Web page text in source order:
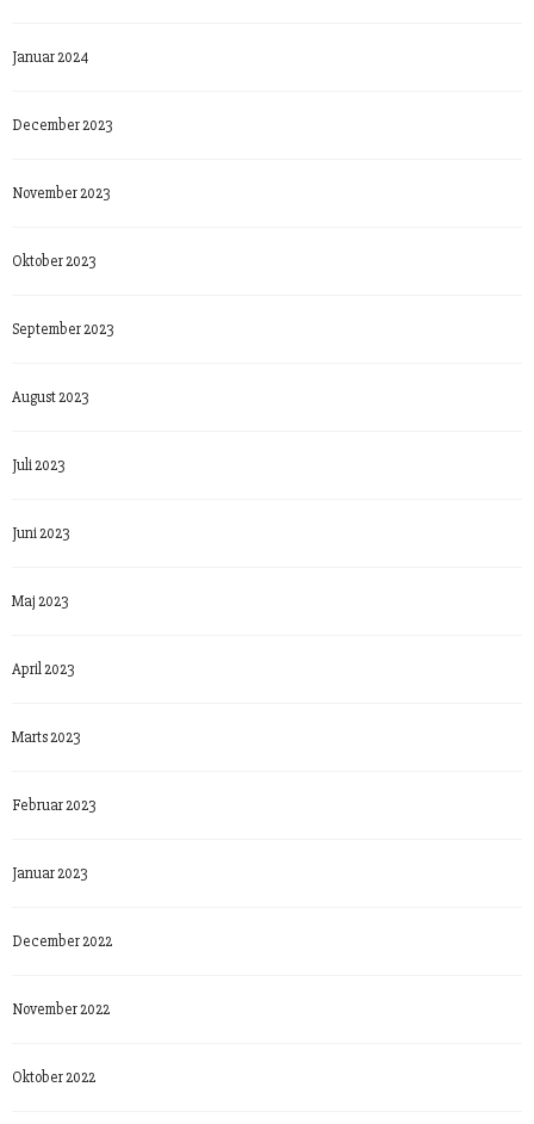
Januar 2024
December 2023
November 2023
Oktober 2023
September 2023
August 2023
Juli 2023
Juni 2023
Maj 2023
April 2023
Marts 2023
Februar 2023
Januar 2023
December 2022
November 2022
Oktober 2022